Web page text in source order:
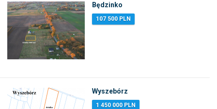
Będzinko
107 500 PLN
Wyszebórz
1 450 000 PLN